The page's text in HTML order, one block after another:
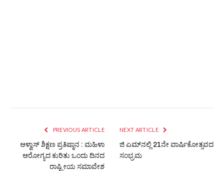
PREVIOUS ARTICLE
ಆಳ್ವಾಸ್ ಶಿಕ್ಷಣ ಪ್ರತಿಷ್ಠಾನ : ಮಹಿಳಾ
ಆರೋಗ್ಯದ ಕುರಿತು ಒಂದು ದಿನದ
ರಾಷ್ಟ್ರೀಯ ಸಮಾವೇಶ
NEXT ARTICLE
ಜಿ ಎಮ್‍ನಲ್ಲಿ 21ನೇ ವಾರ್ಷಿಕೋತ್ಸವದ
ಸಂಭ್ರಮ